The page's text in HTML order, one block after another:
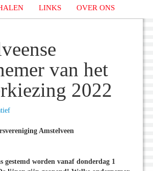
LINKS OVER ONS
van het
2022
Amstelveen
gestemd worden vanaf donderdag 1